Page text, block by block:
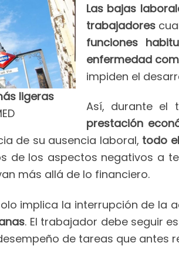
ligeras
Las bajas
trabajadores
funciones
enfermedad
impiden el
Así, durante el
prestación
de su ausencia laboral, todo
de los aspectos negativos a
más allá de lo financiero.
implica la interrupción de la
. El trabajador debe seguir
de tareas que antes